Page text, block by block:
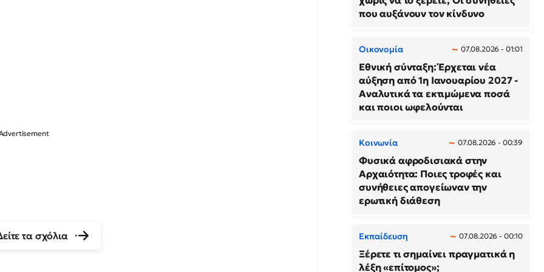
τα σχόλια
που αυξάνουν τον κίνδυνο
Οικονομία 07.08.2026 - 01:01
Εθνική σύνταξη: Έρχεται νέα
αύξηση από 1η Ιανουαρίου 2027 -
Αναλυτικά τα εκτιμώμενα ποσά
και ποιοι ωφελούνται
Κοινωνία 07.08.2026 - 00:39
Φυσικά αφροδισιακά στην
Αρχαιότητα: Ποιες τροφές και
συνήθειες απογείωναν την
ερωτική διάθεση
Εκπαίδευση 07.08.2026 - 00:10
Ξέρετε τι σημαίνει πραγματικά η
λέξη «επίτομος»;